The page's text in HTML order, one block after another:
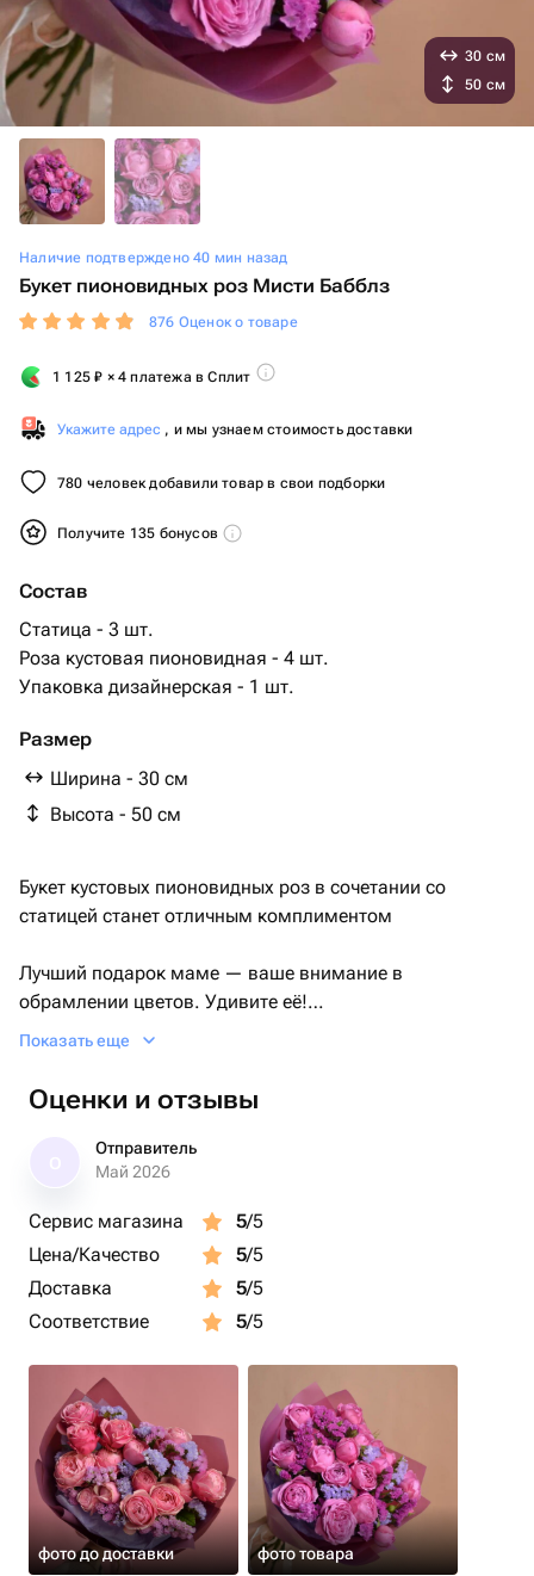
Наличие подтверждено 40 мин назад
Букет пионовидных роз Мисти Бабблз
876 Оценок о товаре
1 125₽ × 4 платежа в Сплит
Укажите адрес , и мы узнаем стоимость доставки
780 человек добавили товар в свои подборки
Получите 135 бонусов
Состав
Статица - 3 шт.
Роза кустовая пионовидная - 4 шт.
Упаковка дизайнерская - 1 шт.
Размер
Ширина - 30 см
Высота - 50 см
30 см
50 см
Букет кустовых пионовидных роз в сочетании со
статицей станет отличным комплиментом
Лучший подарок маме — ваше внимание в
обрамлении цветов. Удивите её!
уходу за цветами
Показать еще
Оценки и отзывы
Отправитель
Май 2026
Сервис магазина 5/5
Цена/Качество
5/5
Доставка
5/5
Соответствие
5/5
фото до доставки фото товара